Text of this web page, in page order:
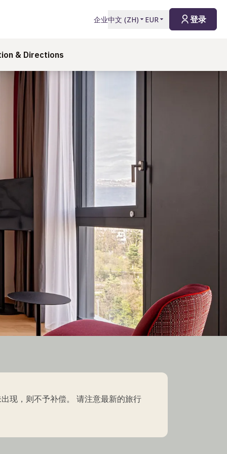
企业中文 (ZH) EUR 登录
& Directions
现，则不予补偿。 请注意最新的旅行